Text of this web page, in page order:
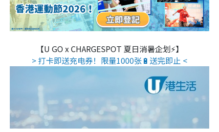
【U GO x CHARGESPOT 夏日消暑企划⚡】
> 打卡即送充电券！限量1000张🔋送完即止 <